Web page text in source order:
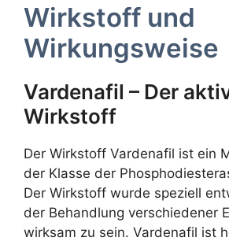
Wirkstoff und
Wirkungsweise
Vardenafil – Der
Wirkstoff
Der Wirkstoff Vardenafil ist ein
der Klasse der
Der Wirkstoff wurde speziell
der Behandlung verschiedener
wirksam zu sein. Vardenafil ist